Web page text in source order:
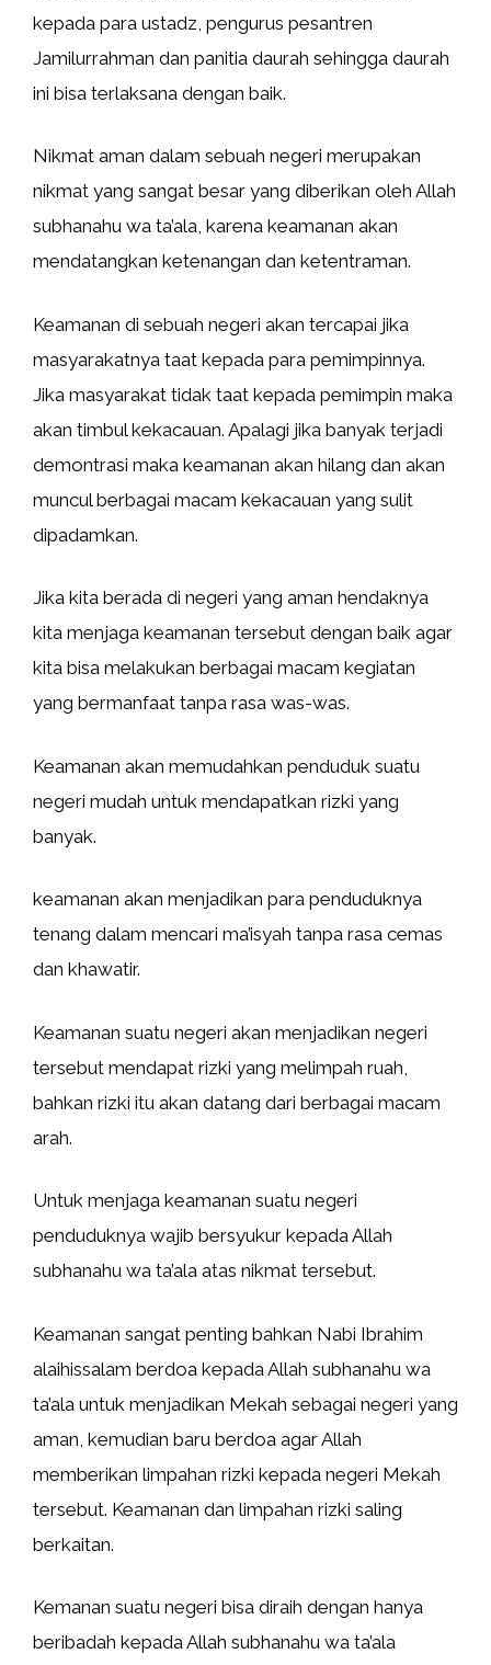
kepada para ustadz, pengurus pesantren
Jamilurrahman dan panitia daurah sehingga daurah
ini bisa terlaksana dengan baik.
Nikmat aman dalam sebuah negeri merupakan
nikmat yang sangat besar yang diberikan oleh Allah
subhanahu wa ta’ala, karena keamanan akan
mendatangkan ketenangan dan ketentraman.
Keamanan di sebuah negeri akan tercapai jika
masyarakatnya taat kepada para pemimpinnya.
Jika masyarakat tidak taat kepada pemimpin maka
akan timbul kekacauan. Apalagi jika banyak terjadi
demontrasi maka keamanan akan hilang dan akan
muncul berbagai macam kekacauan yang sulit
dipadamkan.
Jika kita berada di negeri yang aman hendaknya
kita menjaga keamanan tersebut dengan baik agar
kita bisa melakukan berbagai macam kegiatan
yang bermanfaat tanpa rasa was-was.
Keamanan akan memudahkan penduduk suatu
negeri mudah untuk mendapatkan rizki yang
banyak.
keamanan akan menjadikan para penduduknya
tenang dalam mencari ma’isyah tanpa rasa cemas
dan khawatir.
Keamanan suatu negeri akan menjadikan negeri
tersebut mendapat rizki yang melimpah ruah,
bahkan rizki itu akan datang dari berbagai macam
arah.
Untuk menjaga keamanan suatu negeri
penduduknya wajib bersyukur kepada Allah
subhanahu wa ta’ala atas nikmat tersebut.
Keamanan sangat penting bahkan Nabi Ibrahim
alaihissalam berdoa kepada Allah subhanahu wa
ta’ala untuk menjadikan Mekah sebagai negeri yang
aman, kemudian baru berdoa agar Allah
memberikan limpahan rizki kepada negeri Mekah
tersebut. Keamanan dan limpahan rizki saling
berkaitan.
Kemanan suatu negeri bisa diraih dengan hanya
beribadah kepada Allah subhanahu wa ta’ala